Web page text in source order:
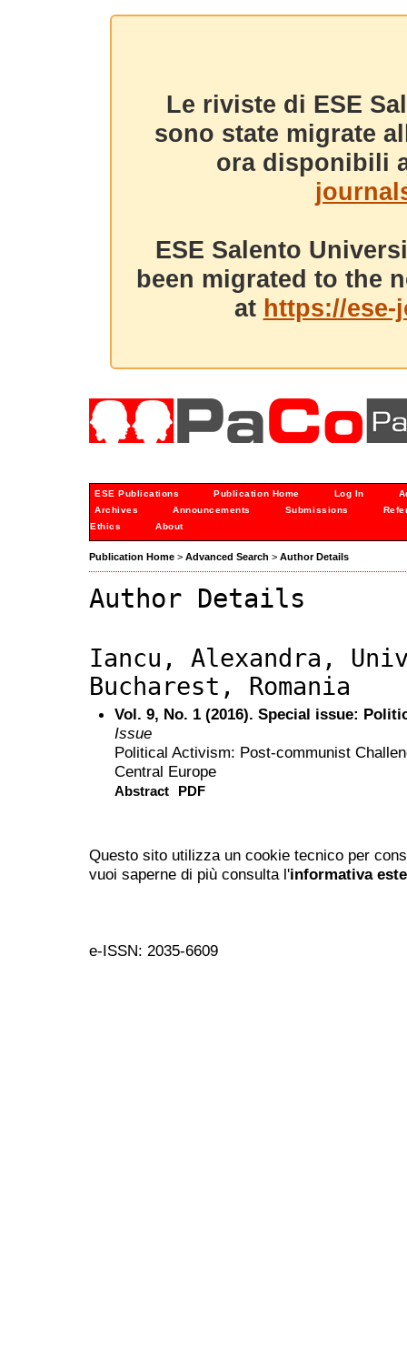
Le riviste di ESE
sono state migrate
ora disponibili
ESE Salento
been migrated to the
at https://
ESE Publications Publication Home Log In
Archives
Announcements Submissions
Ethics
About
Publication Home > Advanced Search > Author Details
Author Details
Iancu, Alexandra,
Bucharest, Romania
Vol. 9, No. 1 (2016). Special issue:
Issue
Political Activism: Post-communist
Central Europe
Abstract PDF
Questo sito utilizza un cookie tecnico per
vuoi saperne di più consulta l'informativa
e-ISSN: 2035-6609